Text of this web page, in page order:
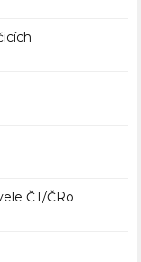
ČT/ČRo